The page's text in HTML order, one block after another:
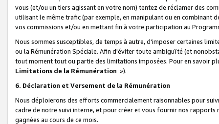
vous (et/ou un tiers agissant en votre nom) tentez de réclamer des
utilisant le même trafic (par exemple, en manipulant ou en combinant
vos commissions et/ou en mettant fin à votre participation au
Nous sommes susceptibles, de temps à autre, d'imposer certaines
ou la Rémunération Spéciale. Afin d'éviter toute ambiguïté (et
tout moment tout ou partie des limitations imposées. Pour en savoir
Limitations de la Rémunération »).
6. Déclaration et Versement de la Rémunération
Nous déploierons des efforts commercialement raisonnables pour
cadre de notre suivi interne, et pour créer et vous fournir nos
gagnées au cours de ce mois.